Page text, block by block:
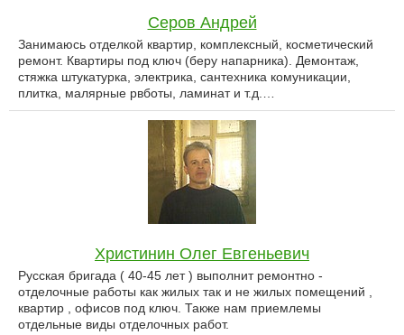
Серов Андрей
Занимаюсь отделкой квартир, комплексный, косметический
ремонт. Квартиры под ключ (беру напарника). Демонтаж,
стяжка штукатурка, электрика, сантехника комуникации,
плитка, малярные рвботы, ламинат и т.д.…
Христинин Олег Евгеньевич
Русская бригада ( 40-45 лет ) выполнит ремонтно -
отделочные работы как жилых так и не жилых помещений ,
квартир , офисов под ключ. Также нам приемлемы
отдельные виды отделочных работ.